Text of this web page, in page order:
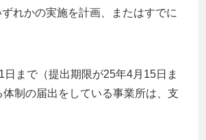
れかの実施を計画、またはすでに
まで（提出期限が25年4月15日ま
制の届出をしている事業所は、支